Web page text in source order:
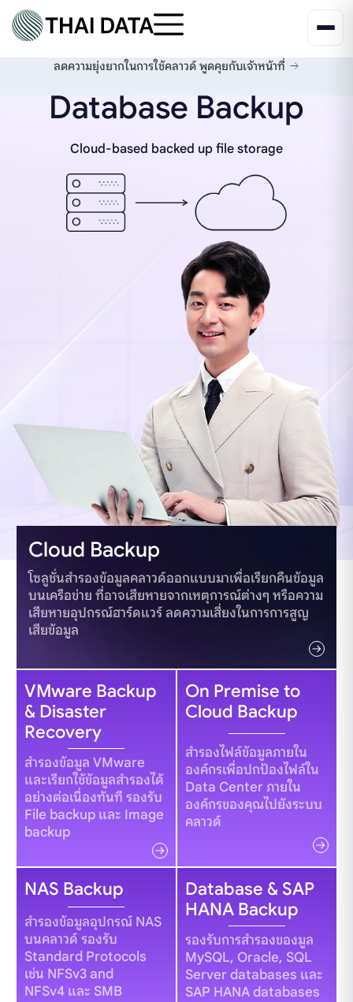
ลดความยุ่งยากในการใช้คลาวด์ พูดคุยกับเจ้าหน้าที่
Database Backup
Cloud-based backed up file storage
Cloud Backup
โซลูชั่นสำรองข้อมูลคลาวด์ออกแบบมาเพื่อเรียกคืนข้อมูล
บนเครือข่าย ที่อาจเสียหายจากเหตุการณ์ต่างๆ หรือความ
เสียหายอุปกรณ์ฮาร์ดแวร์ ลดความเสี่ยงในการการสูญ
เสียข้อมูล
VMware Backup
& Disaster
Recovery
สำรองข้อมูล VMware
และเรียกใช้ข้อมูลสำรองได้
อย่างต่อเนื่องทันที รองรับ
File backup และ Image
backup
On Premise to
Cloud Backup
สำรองไฟล์ข้อมูลภายใน
องค์กรเพื่อปกป้องไฟล์ใน
Data Center ภายใน
องค์กรของคุณไปยังระบบ
คลาวด์
NAS Backup
สำรองข้อมูลอุปกรณ์ NAS
บนคลาวด์ รองรับ
Standard Protocols
เช่น NFSv3 and
NFSv4 และ SMB
Database & SAP
HANA Backup
รองรับการสำรองของมูล
MySQL, Oracle, SQL
Server databases และ
SAP HANA databases